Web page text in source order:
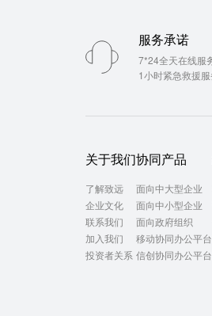
服务承诺
7*24全天在线服
1小时紧急救援
关于我们
了解致远
企业文化
联系我们
加入我们
投资者关系
协同产品
面向中大型企业
面向中小型企业
面向政府组织
移动协同办公平台
信创协同办公平台